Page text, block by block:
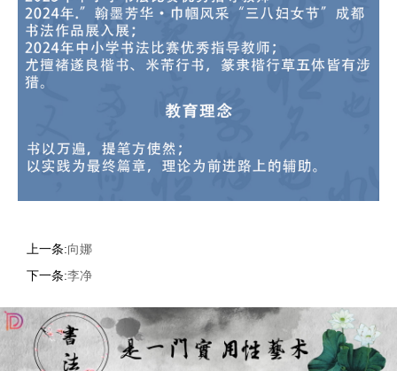
上一条:向娜
下一条:李净